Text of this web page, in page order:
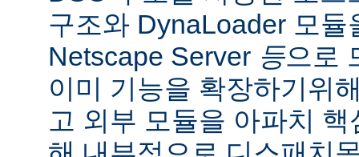
구조와 DynaLoader 모듈
Netscape Server 등으로
이미 기능을 확장하기위
고 외부 모듈을 아파치